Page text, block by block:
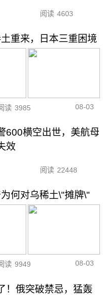
阅读 4603
重来，日本三重困境
读 3985 08-03
600横空出世，美航母
效
阅读 22448
何对乌稀土\"摊牌\"
读 9949 08-03
！俄突破禁忌，猛轰